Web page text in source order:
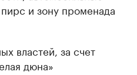
и зону променада
властей, за счет
дюна»